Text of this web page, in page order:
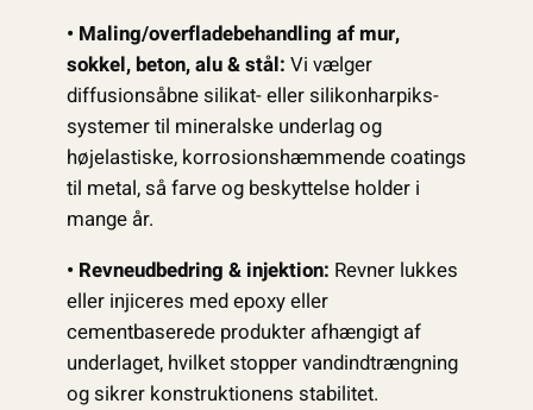
• Maling/overfladebehandling af mur,
sokkel, beton, alu & stål: Vi vælger
diffusionsåbne silikat- eller silikonharpiks­
systemer til mineralske underlag og
højelastiske, korrosionshæmmende coatings
til metal, så farve og beskyttelse holder i
mange år.
• Revneudbedring & injektion: Revner lukkes
eller injiceres med epoxy eller
cementbaserede produkter afhængigt af
underlaget, hvilket stopper vandindtrængning
og sikrer konstruktionens stabilitet.